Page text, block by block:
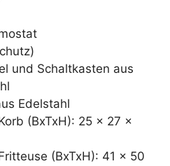
und Schaltkasten aus
Edelstahl
(BxTxH): 25 x 27 x
(BxTxH): 41 x 50